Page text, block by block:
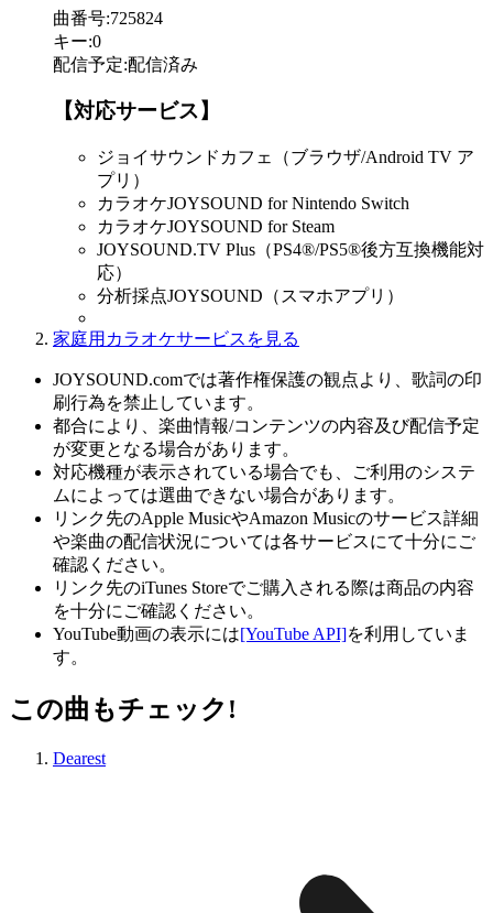
曲番号:725824
キー:0
配信予定:配信済み
【対応サービス】
ジョイサウンドカフェ（ブラウザ/Android TV ア
プリ）
カラオケJOYSOUND for Nintendo Switch
カラオケJOYSOUND for Steam
JOYSOUND.TV Plus（PS4®/PS5®後方互換機能対
応）
分析採点JOYSOUND（スマホアプリ）
家庭用カラオケサービスを見る
JOYSOUND.comでは著作権保護の観点より、歌詞の印
刷行為を禁止しています。
都合により、楽曲情報/コンテンツの内容及び配信予定
が変更となる場合があります。
対応機種が表示されている場合でも、ご利用のシステ
ムによっては選曲できない場合があります。
リンク先のApple MusicやAmazon Musicのサービス詳細
や楽曲の配信状況については各サービスにて十分にご
確認ください。
リンク先のiTunes Storeでご購入される際は商品の内容
を十分にご確認ください。
YouTube動画の表示には[YouTube API]を利用していま
す。
この曲もチェック!
Dearest